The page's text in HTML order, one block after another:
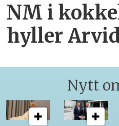
NM i
hyller
Nytt